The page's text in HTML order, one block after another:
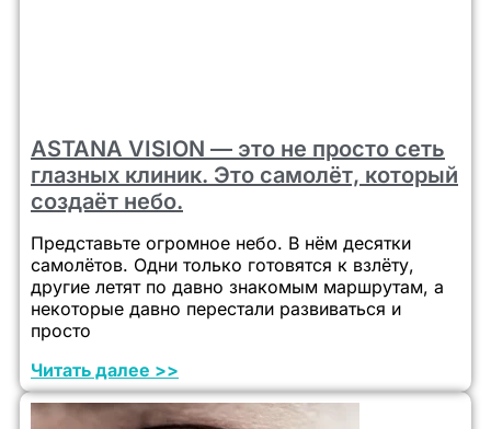
ASTANA VISION — это не просто сеть
глазных клиник. Это самолёт, который
создаёт небо.
Представьте огромное небо. В нём десятки
самолётов. Одни только готовятся к взлёту,
другие летят по давно знакомым маршрутам, а
некоторые давно перестали развиваться и
просто
Читать далее >>